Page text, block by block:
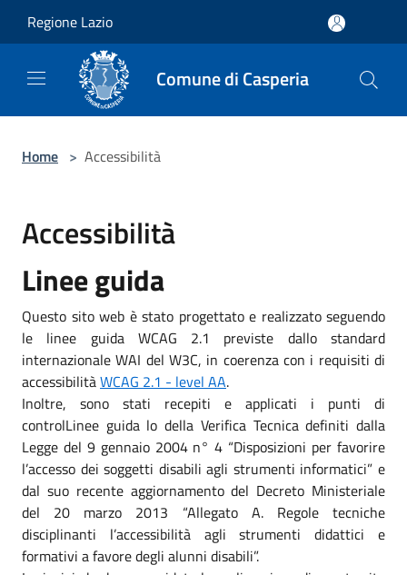
Regione Lazio
Comune di Casperia
Home > Accessibilità
Accessibilità
Linee guida
Questo sito web è stato progettato e realizzato seguendo
le linee guida WCAG 2.1 previste dallo standard
internazionale WAI del W3C, in coerenza con i requisiti di
accessibilitàWCAG 2.1 - level AA.
Inoltre, sono stati recepiti e applicati i punti di
controlLinee guida lo della Verifica Tecnica definiti dalla
Legge del 9 gennaio 2004 n° 4 “Disposizioni per favorire
l’accesso dei soggetti disabili agli strumenti informatici” e
dal suo recente aggiornamento del Decreto Ministeriale
del 20 marzo 2013 “Allegato A. Regole tecniche
disciplinanti l’accessibilità agli strumenti didattici e
formativi a favore degli alunni disabili”.